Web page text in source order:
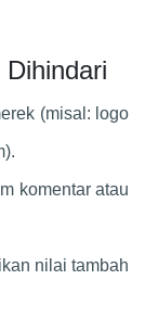
(misal: logo
komentar atau
nilai tambah